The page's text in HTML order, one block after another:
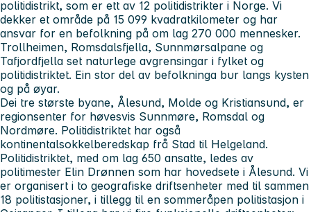
politidistrikt, som er ett av 12 politidistrikter i Norge. Vi
dekker et område på 15 099 kvadratkilometer og har
ansvar for en befolkning på om lag 270 000 mennesker.
Trollheimen, Romsdalsfjella, Sunnmørsalpane og
Tafjordfjella set naturlege avgrensingar i fylket og
politidistriktet. Ein stor del av befolkninga bur langs kysten
og på øyar.
Dei tre største byane, Ålesund, Molde og Kristiansund, er
regionsenter for høvesvis Sunnmøre, Romsdal og
Nordmøre. Politidistriktet har også
kontinentalsokkelberedskap frå Stad til Helgeland.
Politidistriktet, med om lag 650 ansatte, ledes av
politimester Elin Drønnen som har hovedsete i Ålesund. Vi
er organisert i to geografiske driftsenheter med til sammen
18 politistasjoner, i tillegg til en sommeråpen politistasjon i